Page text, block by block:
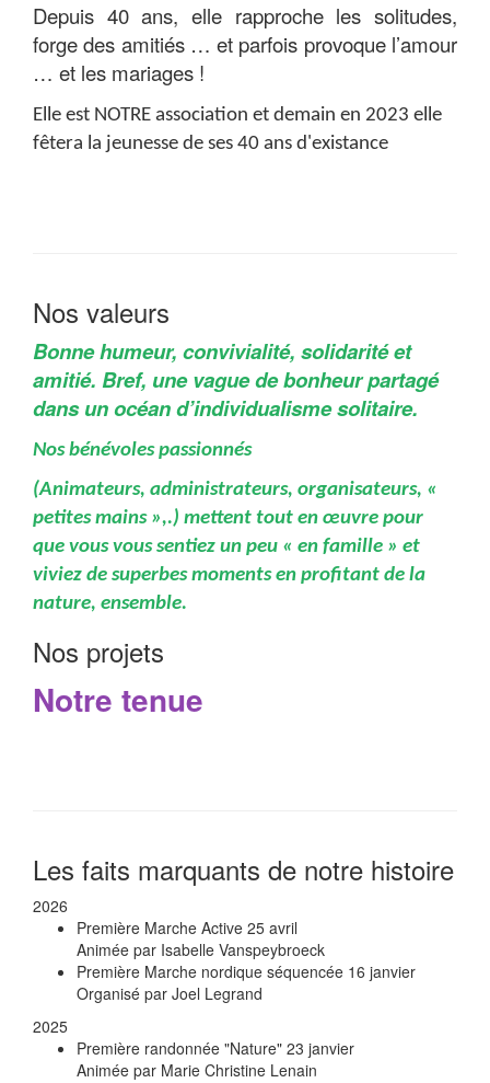
Depuis 40 ans, elle rapproche les solitudes,
forge des amitiés … et parfois provoque l’amour
… et les mariages !
Elle est NOTRE association et demain en 2023 elle
fêtera la jeunesse de ses 40 ans d'existance
Nos valeurs
Bonne humeur, convivialité, solidarité et
amitié. Bref, une vague de bonheur partagé
dans un océan d’individualisme solitaire.
Nos bénévoles passionnés
(Animateurs, administrateurs, organisateurs, «
petites mains »,.) mettent tout en œuvre pour
que vous vous sentiez un peu « en famille » et
viviez de superbes moments en profitant de la
nature, ensemble.
Nos projets
Notre tenue
Les faits marquants de notre histoire
2026
Première Marche Active 25 avril
Animée par Isabelle Vanspeybroeck
Première Marche nordique séquencée 16 janvier
Organisé par Joel Legrand
2025
Première randonnée "Nature" 23 janvier
Animée par Marie Christine Lenain